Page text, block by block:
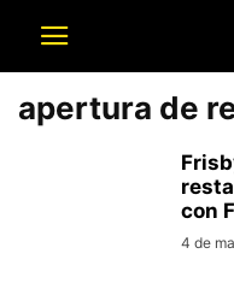
apertura de
con
4 de